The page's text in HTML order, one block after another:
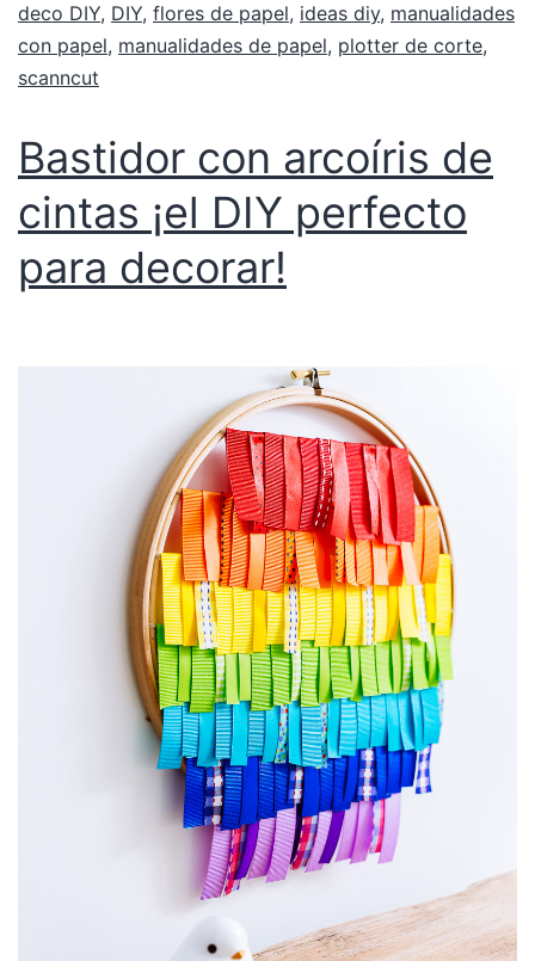
deco DIY, DIY, flores de papel, ideas diy, manualidades
con papel, manualidades de papel, plotter de corte,
scanncut
Bastidor con arcoíris de
cintas ¡el DIY perfecto
para decorar!